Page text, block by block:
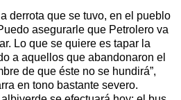
derrota que se tuvo, en el pueblo
asegurarle que Petrolero va
Lo que se quiere es tapar la
a aquellos que abandonaron el
de que éste no se hundirá”,
en tono bastante severo.